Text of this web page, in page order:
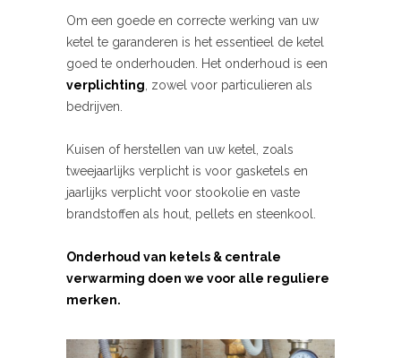
Om een goede en correcte werking van uw
ketel te garanderen is het essentieel de ketel
goed te onderhouden. Het onderhoud is een
verplichting , zowel voor particulieren als
bedrijven.
Kuisen of herstellen van uw ketel, zoals
tweejaarlijks verplicht is voor gasketels en
jaarlijks verplicht voor stookolie en vaste
brandstoffen als hout, pellets en steenkool.
Onderhoud van ketels & centrale
verwarming doen we voor alle reguliere
merken.